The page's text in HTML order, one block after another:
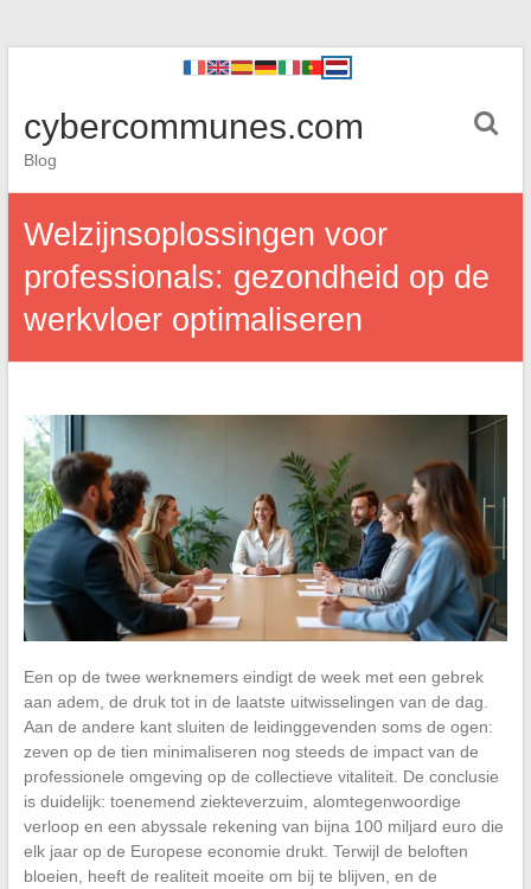
cybercommunes.com
Blog
Welzijnsoplossingen voor
professionals: gezondheid op de
werkvloer optimaliseren
Een op de twee werknemers eindigt de week met een gebrek
aan adem, de druk tot in de laatste uitwisselingen van de dag.
Aan de andere kant sluiten de leidinggevenden soms de ogen:
zeven op de tien minimaliseren nog steeds de impact van de
professionele omgeving op de collectieve vitaliteit. De conclusie
is duidelijk: toenemend ziekteverzuim, alomtegenwoordige
verloop en een abyssale rekening van bijna 100 miljard euro die
elk jaar op de Europese economie drukt. Terwijl de beloften
bloeien, heeft de realiteit moeite om bij te blijven, en de